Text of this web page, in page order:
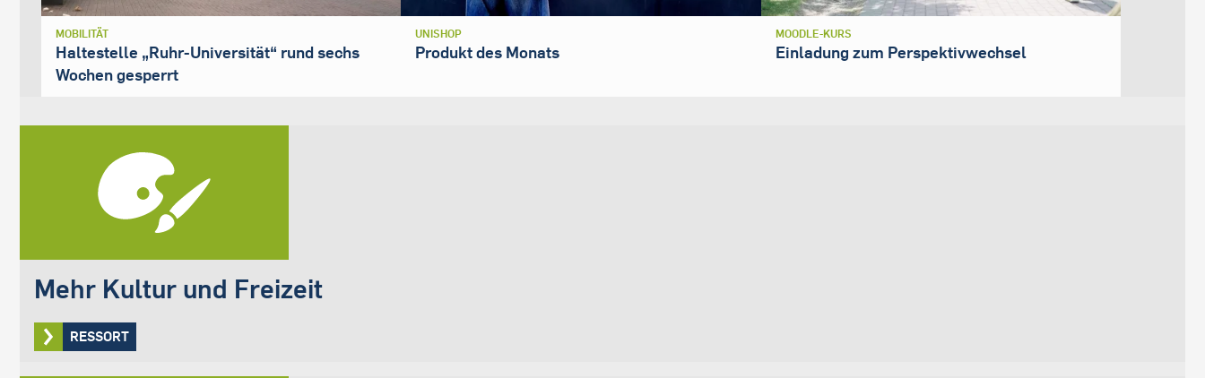
MOBILITÄT
Haltestelle „Ruhr-Universität“ rund sechs
Wochen gesperrt
UNISHOP
Produkt des Monats
MOODLE-KURS
Einladung zum Perspektivwechsel
Mehr Kultur und Freizeit
RESSORT